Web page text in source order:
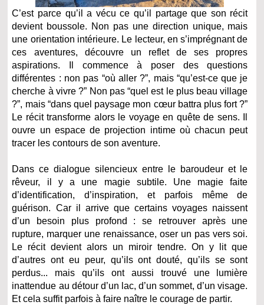
C’est parce qu’il a vécu ce qu’il partage que son récit
devient boussole. Non pas une direction unique, mais
une orientation intérieure. Le lecteur, en s’imprégnant de
ces aventures, découvre un reflet de ses propres
aspirations. Il commence à poser des questions
différentes : non pas “où aller ?”, mais “qu’est-ce que je
cherche à vivre ?” Non pas “quel est le plus beau village
?”, mais “dans quel paysage mon cœur battra plus fort ?”
Le récit transforme alors le voyage en quête de sens. Il
ouvre un espace de projection intime où chacun peut
tracer les contours de son aventure.
Dans ce dialogue silencieux entre le baroudeur et le
rêveur, il y a une magie subtile. Une magie faite
d’identification, d’inspiration, et parfois même de
guérison. Car il arrive que certains voyages naissent
d’un besoin plus profond : se retrouver après une
rupture, marquer une renaissance, oser un pas vers soi.
Le récit devient alors un miroir tendre. On y lit que
d’autres ont eu peur, qu’ils ont douté, qu’ils se sont
perdus... mais qu’ils ont aussi trouvé une lumière
inattendue au détour d’un lac, d’un sommet, d’un visage.
Et cela suffit parfois à faire naître le courage de partir.